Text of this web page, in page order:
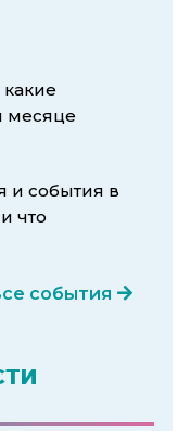
месяце
и события в
что
события